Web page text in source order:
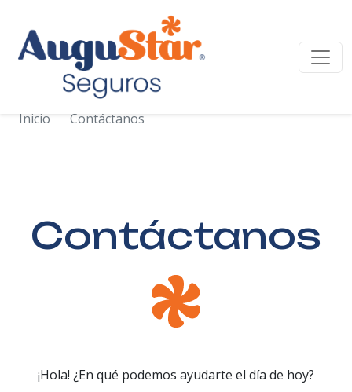
Iniciamos una nueva etapa de crecimiento para
seguir protegiendo tu bienestar financiero.
Revisa el ENLACE AQUÍ
Inicio Contáctanos
Contáctanos
¡Hola! ¿En qué podemos ayudarte el día de hoy?